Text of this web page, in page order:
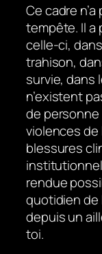
Ce cadre
tempête. Il a
celle-ci,
trahison,
survie, dans
n’existent
de personne
violences de
blessures
rendue
quotidien de
depuis un
toi.